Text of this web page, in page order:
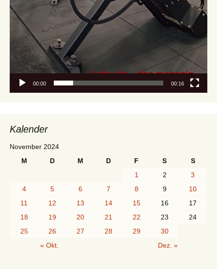
00:00 00:16
Kalender
November 2024
M
D M D F S
S
1
2
3
4
5 6 7 8 9
10
11
12 13 14 15 16
17
18
19 20 21 22 23
24
25
26 27 28 29
30
« Okt.
Dez. »